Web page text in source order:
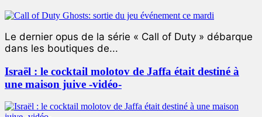
Le dernier opus de la série « Call of Duty » débarque
dans les boutiques de...
Israël : le cocktail molotov de Jaffa était destiné à
une maison juive -vidéo-